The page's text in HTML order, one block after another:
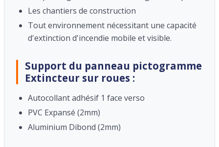
Les chantiers de construction
Tout environnement nécessitant une capacité
d'extinction d'incendie mobile et visible.
Support du panneau pictogramme
Extincteur sur roues :
Autocollant adhésif 1 face verso
PVC Expansé (2mm)
Aluminium Dibond (2mm)